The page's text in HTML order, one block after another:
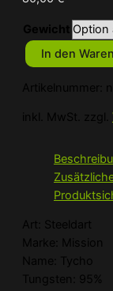
Gewicht
Mission
Tycho
Menge
In den
Artikelnummer:
inkl. MwSt. zzgl.
Art: Steeldart
Marke: Mission
Name: Tycho
Tungsten: 95%